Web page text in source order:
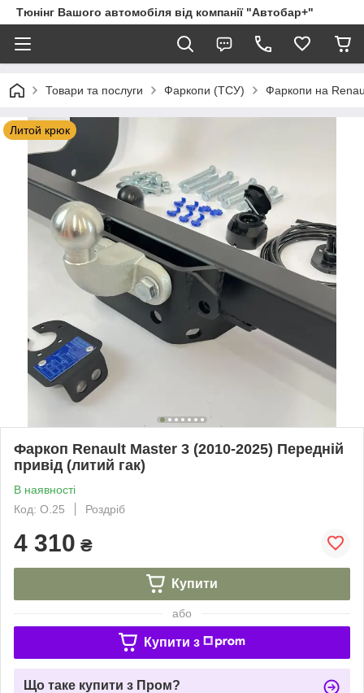
Тюнінг Вашого автомобіля від компанії "Автобар+"
Товари та послуги Фаркопи (ТСУ) Фаркопи на
Литой крюк
Фаркоп Renault Master 3 (2010-2025) Передній
привід (литий гак)
В наявності
Код: О.25
Роздріб
4 310 ₴
Купити
або
Купити з
Що таке купити з Пром?